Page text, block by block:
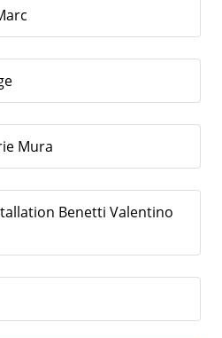
Mura
Benetti Valentino